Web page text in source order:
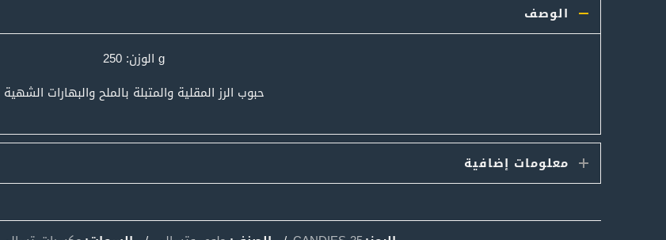
الوصف
g الوزن: 250
حبوب الرز المقلية والمتبلة بالملح والبهارات الشهية
معلومات إضافية